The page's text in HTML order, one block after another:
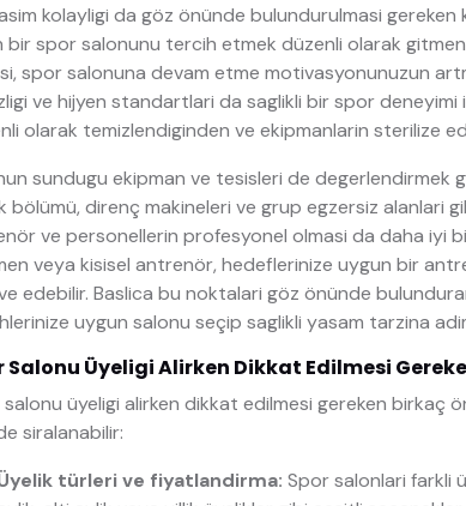
kolayligi da göz önünde bulundurulmasi gereken
bir spor salonunu tercih etmek düzenli olarak
spor salonuna devam etme motivasyonunuzun
ve hijyen standartlari da saglikli bir spor deneyimi
olarak temizlendiginden ve ekipmanlarin sterilize
sundugu ekipman ve tesisleri de degerlendirmek
bölümü, direnç makineleri ve grup egzersiz alanlari
ve personellerin profesyonel olmasi da daha iyi
veya kisisel antrenör, hedeflerinize uygun bir
edebilir. Baslica bu noktalari göz önünde
uygun salonu seçip saglikli yasam tarzina
Salonu Üyeligi Alirken Dikkat Edilmesi
üyeligi alirken dikkat edilmesi gereken birkaç
siralanabilir:
türleri ve fiyatlandirma: Spor salonlari farkli